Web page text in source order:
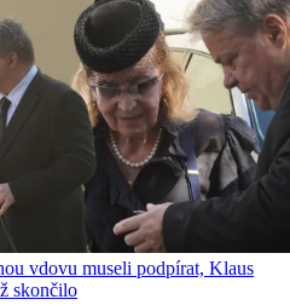
vdovu museli podpírat, Klaus
skončilo